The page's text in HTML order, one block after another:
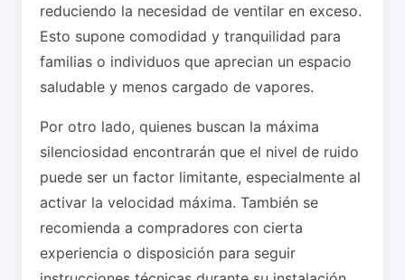
reduciendo la necesidad de ventilar en exceso.
Esto supone comodidad y tranquilidad para
familias o individuos que aprecian un espacio
saludable y menos cargado de vapores.
Por otro lado, quienes buscan la máxima
silenciosidad encontrarán que el nivel de ruido
puede ser un factor limitante, especialmente al
activar la velocidad máxima. También se
recomienda a compradores con cierta
experiencia o disposición para seguir